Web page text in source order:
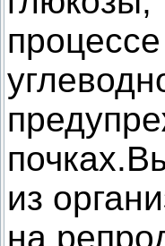
из
на